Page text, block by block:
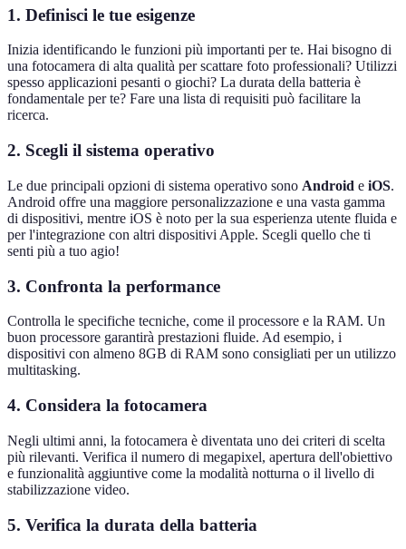
1. Definisci le tue esigenze
Inizia identificando le funzioni più importanti per te. Hai bisogno di
una fotocamera di alta qualità per scattare foto professionali? Utilizzi
spesso applicazioni pesanti o giochi? La durata della batteria è
fondamentale per te? Fare una lista di requisiti può facilitare la
ricerca.
2. Scegli il sistema operativo
Le due principali opzioni di sistema operativo sono Android e iOS.
Android offre una maggiore personalizzazione e una vasta gamma
di dispositivi, mentre iOS è noto per la sua esperienza utente fluida e
per l'integrazione con altri dispositivi Apple. Scegli quello che ti
senti più a tuo agio!
3. Confronta la performance
Controlla le specifiche tecniche, come il processore e la RAM. Un
buon processore garantirà prestazioni fluide. Ad esempio, i
dispositivi con almeno 8GB di RAM sono consigliati per un utilizzo
multitasking.
4. Considera la fotocamera
Negli ultimi anni, la fotocamera è diventata uno dei criteri di scelta
più rilevanti. Verifica il numero di megapixel, apertura dell'obiettivo
e funzionalità aggiuntive come la modalità notturna o il livello di
stabilizzazione video.
5. Verifica la durata della batteria